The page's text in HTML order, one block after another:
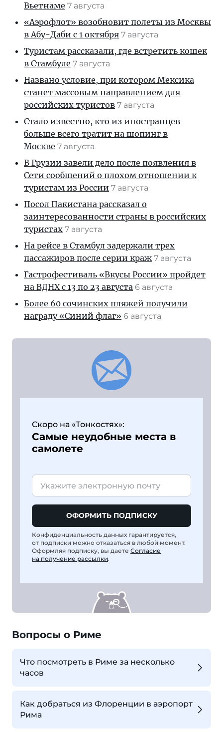
Вьетнаме 7 августа
«Аэрофлот» возобновит полеты из Москвы
в Абу-Даби с 1 октября 7 августа
Туристам рассказали, где встретить кошек
в Стамбуле 7 августа
Названо условие, при котором Мексика
станет массовым направлением для
российских туристов 7 августа
Стало известно, кто из иностранцев
больше всего тратит на шопинг в
Москве 7 августа
В Грузии завели дело после появления в
Сети сообщений о плохом отношении к
туристам из России 7 августа
Посол Пакистана рассказал о
заинтересованности страны в российских
туристах 7 августа
На рейсе в Стамбул задержали трех
пассажиров после серии краж 7 августа
Гастрофестиваль «Вкусы России» пройдет
на ВДНХ с 13 по 23 августа 6 августа
Более 60 сочинских пляжей получили
награду «Синий флаг» 6 августа
Скоро на «Тонкостях»:
Самые неудобные места в
самолете
ОФОРМИТЬ ПОДПИСКУ
Конфиденциальность данных гарантируется,
от подписки можно отказаться в любой момент.
Оформляя подписку, вы даете Согласие
на получение рассылки.
Вопросы о Риме
Что посмотреть в Риме за несколько
часов
Как добраться из Флоренции в аэропорт
Рима